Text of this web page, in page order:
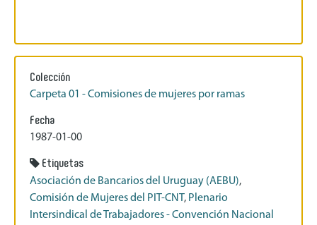
Colección
Carpeta 01 - Comisiones de mujeres por ramas
Fecha
1987-01-00
Etiquetas
Asociación de Bancarios del Uruguay (AEBU),
Comisión de Mujeres del PIT-CNT, Plenario
Intersindical de Trabajadores - Convención Nacional